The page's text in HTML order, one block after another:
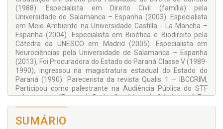
(1988). Especialista em Direito Civil (família) pela
Universidade de Salamanca – Espanha (2003). Especialista
em Meio Ambiente na Universidade Castilla - La Mancha –
Espanha (2004). Especialista em Bioética e Biodireito pela
Cátedra da UNESCO em Madrid (2005). Especialista em
Neurociências pela Universidade de Salamanca – Espanha
(2013), Foi Procuradora do Estado do Paraná Classe V (1989-
1990), ingressou na magistratura estadual do Estado do
Paraná (1990). Parecerista da revista Qualis 1 – IBCCRIM,
Participou como palestrante na Audiência Pública do STF
sobre o tema “Banco de Dados Genéticos de Criminosos”. Ex-
membra do Conselho Penitenciário do Paraná (COPEN)
(2012-2013) e do Fundo Penitenciário do Estado do Paraná
(FUPEN) (2012-2013). Professora Visitante do Programa de
SUMÁRIO